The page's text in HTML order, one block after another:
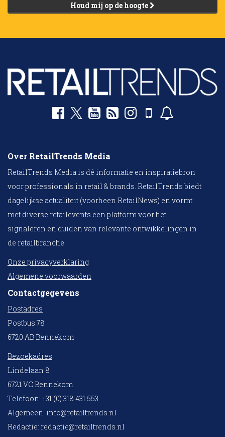
Houd mij op de hoogte
Over RetailTrends Media
RetailTrends Media is dé informatie en inspiratiebron
voor professionals in retail & brands. RetailTrends biedt
dagelijkse actualiteit (voorheen RetailNews) en vormt
met diverse retailevents een platform voor het
signaleren en duiden van relevante ontwikkelingen in
de retailbranche.
Onze privacyverklaring
Algemene voorwaarden
Contactgegevens
Postadres
Postbus 78
6720 AB Bennekom
Bezoekadres
Lindelaan 8
6721 VC Bennekom
Telefoon: +31 (0) 318 431 553
Algemeen: info@retailtrends.nl
Redactie: redactie@retailtrends.nl